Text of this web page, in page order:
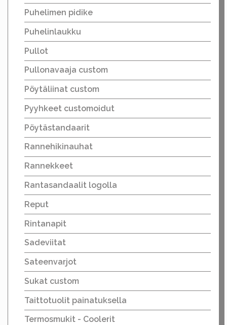
Puhelimen pidike
Puhelinlaukku
Pullot
Pullonavaaja custom
Pöytäliinat custom
Pyyhkeet customoidut
Pöytästandaarit
Rannehikinauhat
Rannekkeet
Rantasandaalit logolla
Reput
Rintanapit
Sadeviitat
Sateenvarjot
Sukat custom
Taittotuolit painatuksella
Termosmukit - Coolerit